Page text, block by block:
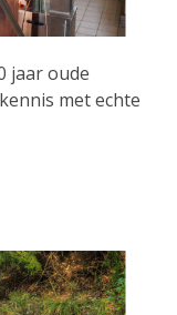
jaar oude
met echte